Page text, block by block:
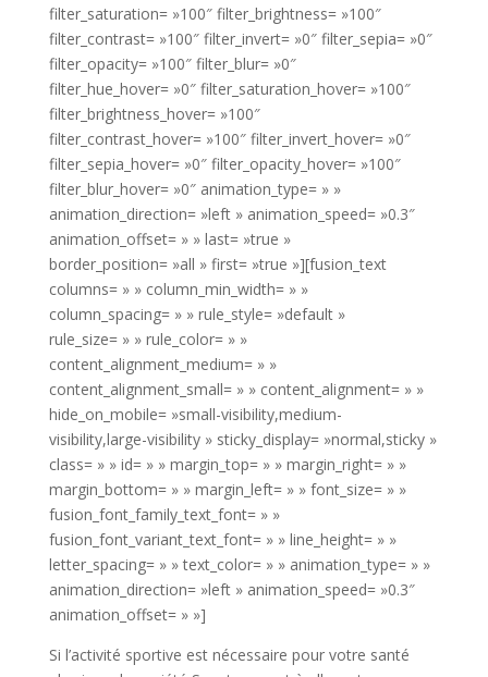
filter_saturation= »100″ filter_brightness= »100″
filter_contrast= »100″ filter_invert= »0″ filter_sepia= »0″
filter_opacity= »100″ filter_blur= »0″
filter_hue_hover= »0″ filter_saturation_hover= »100″
filter_brightness_hover= »100″
filter_contrast_hover= »100″ filter_invert_hover= »0″
filter_sepia_hover= »0″ filter_opacity_hover= »100″
filter_blur_hover= »0″ animation_type= » »
animation_direction= »left » animation_speed= »0.3″
animation_offset= » » last= »true »
border_position= »all » first= »true »][fusion_text
columns= » » column_min_width= » »
column_spacing= » » rule_style= »default »
rule_size= » » rule_color= » »
content_alignment_medium= » »
content_alignment_small= » » content_alignment= » »
hide_on_mobile= »small-visibility,medium-
visibility,large-visibility » sticky_display= »normal,sticky »
class= » » id= » » margin_top= » » margin_right= » »
margin_bottom= » » margin_left= » » font_size= » »
fusion_font_family_text_font= » »
fusion_font_variant_text_font= » » line_height= » »
letter_spacing= » » text_color= » » animation_type= » »
animation_direction= »left » animation_speed= »0.3″
animation_offset= » »]
Si l’activité sportive est nécessaire pour votre santé